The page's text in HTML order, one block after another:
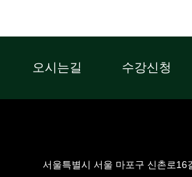
오시는길 수강신청
서울특별시 서울 마포구 신촌로16